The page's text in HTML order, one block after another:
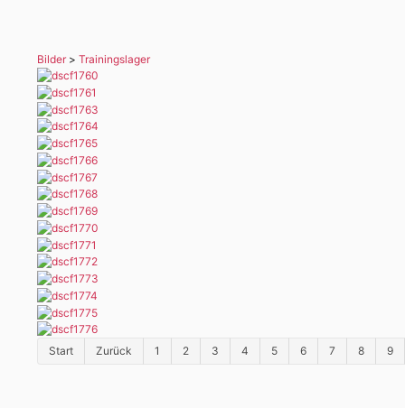
Bilder> Trainingslager
Start Zurück 1 2 3 4 5 6 7 8 9